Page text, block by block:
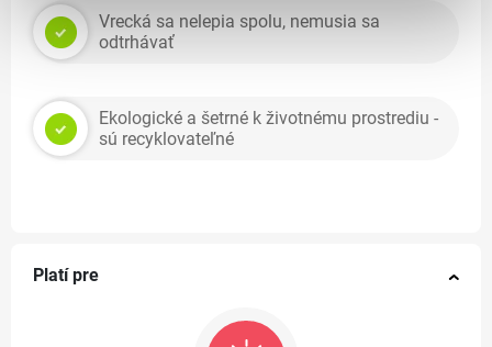
Vrecká sa nelepia spolu, nemusia sa
odtrhávať
Ekologické a šetrné k životnému prostrediu -
sú recyklovateľné
Platí pre